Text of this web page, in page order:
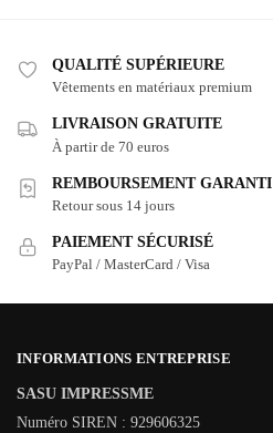
QUALITÉ SUPÉRIEURE
Vêtements en matériaux premium
LIVRAISON GRATUITE
À partir de 70 euros
REMBOURSEMENT GARANTI
Retour sous 14 jours
PAIEMENT SÉCURISÉ
PayPal / MasterCard / Visa
INFORMATIONS ENTREPRISE
SASU IMPRESSME
Numéro SIREN : 929606325